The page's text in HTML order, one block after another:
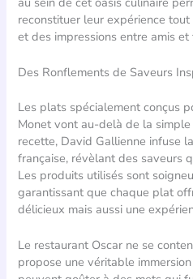
reconstituer leur expérience
et des impressions entre amis et
Des Ronflements de Saveurs
Les plats spécialement conçus
Monet vont au-delà de la
recette, David Gallienne infuse
française, révèlant des saveurs
Les produits utilisés sont
garantissant que chaque plat
délicieux mais aussi une
Le restaurant Oscar ne se
propose une véritable